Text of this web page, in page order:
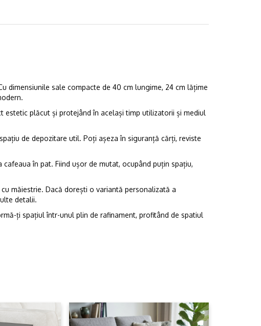
dimensiunile sale compacte de 40 cm lungime, 24 cm lățime
estetic plăcut și protejând în același timp utilizatorii și mediul
de depozitare util. Poți așeza în siguranță cărți, reviste
în pat. Fiind ușor de mutat, ocupând puțin spațiu,
măiestrie. Dacă dorești o variantă personalizată a
detalii.
ți spațiul într-unul plin de rafinament, profitând de spatiul